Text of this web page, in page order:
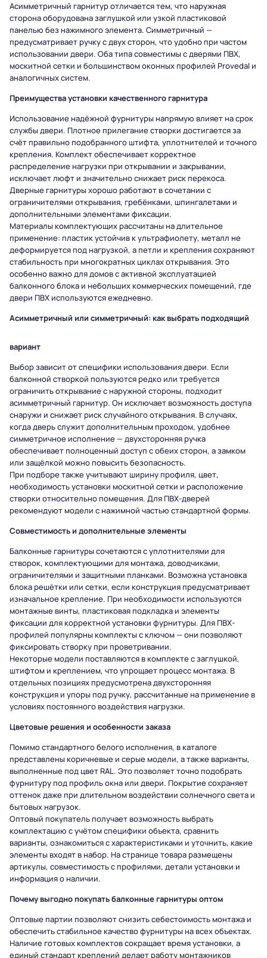
Асимметричный гарнитур отличается тем, что наружная
сторона оборудована заглушкой или узкой пластиковой
панелью без нажимного элемента. Симметричный —
предусматривает ручку с двух сторон, что удобно при частом
использовании двери. Оба типа совместимы с дверями ПВХ,
москитной сетки и большинством оконных профилей Provedal и
аналогичных систем.
Преимущества установки качественного гарнитура
Использование надёжной фурнитуры напрямую влияет на срок
службы двери. Плотное прилегание створки достигается за
счёт правильно подобранного штифта, уплотнителей и точного
крепления. Комплект обеспечивает корректное
распределение нагрузки при открывании и закрывании,
исключает люфт и значительно снижает риск перекоса.
Дверные гарнитуры хорошо работают в сочетании с
ограничителями открывания, гребёнками, шпингалетами и
дополнительными элементами фиксации.
Материалы комплектующих рассчитаны на длительное
применение: пластик устойчив к ультрафиолету, металл не
деформируется под нагрузкой, а петли и крепления сохраняют
стабильность при многократных циклах открывания. Это
особенно важно для домов с активной эксплуатацией
балконного блока и небольших коммерческих помещений, где
двери ПВХ используются ежедневно.
Асимметричный или симметричный: как выбрать подходящий
вариант
Выбор зависит от специфики использования двери. Если
балконной створкой пользуются редко или требуется
ограничить открывание с наружной стороны, подходит
асимметричный гарнитур. Он исключает возможность доступа
снаружи и снижает риск случайного открывания. В случаях,
когда дверь служит дополнительным проходом, удобнее
симметричное исполнение — двухсторонняя ручка
обеспечивает полноценный доступ с обеих сторон, а замком
или защёлкой можно повысить безопасность.
При подборе также учитывают ширину профиля, цвет,
необходимость установки москитной сетки и расположение
створки относительно помещения. Для ПВХ-дверей
рекомендуют модели с нажимной частью стандартной формы.
Совместимость и дополнительные элементы
Балконные гарнитуры сочетаются с уплотнителями для
створок, комплектующими для монтажа, доводчиками,
ограничителями и защитными планками. Возможна установка
блока решётки или сетки, если конструкция предусматривает
изначальное крепление. При необходимости используются
монтажные винты, пластиковая подкладка и элементы
фиксации для корректной установки фурнитуры. Для ПВХ-
профилей популярны комплекты с ключом — они позволяют
фиксировать створку при проветривании.
Некоторые модели поставляются в комплекте с заглушкой,
штифтом и креплением, что упрощает процесс монтажа. В
отдельных позициях предусмотрена двухсторонняя
конструкция и упоры под ручку, рассчитанные на применение в
условиях постоянного воздействия нагрузки.
Цветовые решения и особенности заказа
Помимо стандартного белого исполнения, в каталоге
представлены коричневые и серые модели, а также варианты,
выполненные под цвет RAL. Это позволяет точно подобрать
фурнитуру под профиль окна или двери. Покрытие сохраняет
оттенок даже при длительном воздействии солнечного света и
бытовых нагрузок.
Оптовый покупатель получает возможность выбрать
комплектацию с учётом специфики объекта, сравнить
варианты, ознакомиться с характеристиками и уточнить, какие
элементы входят в набор. На странице товара размещены
артикулы, совместимость с профилями, детали установки и
информация о наличии.
Почему выгодно покупать балконные гарнитуры оптом
Оптовые партии позволяют снизить себестоимость монтажа и
обеспечить стабильное качество фурнитуры на всех объектах.
Наличие готовых комплектов сокращает время установки, а
единый стандарт креплений делает работу монтажников